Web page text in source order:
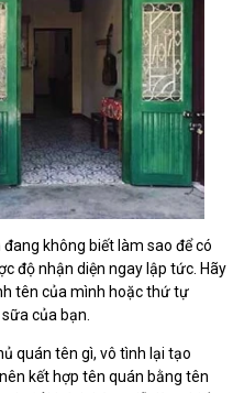
không biết làm sao để có
độ nhận diện ngay lập tức. Hãy
tên của mình hoặc thứ tự
của bạn.
quán tên gì, vô tình lại tạo
kết hợp tên quán bằng tên